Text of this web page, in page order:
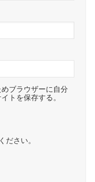
ブラウザーに自分
トを保存する。
ださい。